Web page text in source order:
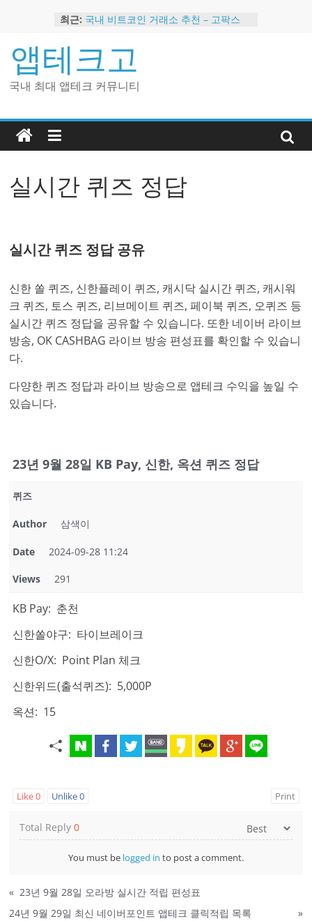
content
최근: 국내 비트코인 거래소 추천 – 고팍스
트
2024 강력히 추천하는 은행 멤버십 현
금 앱테크
해외 코인 거래소 추천 순위 BEST 2
앱테크고
국내 최대 앱테크 커뮤니티
실시간 퀴즈 정답
실시간 퀴즈 정답 공유
신한 쏠 퀴즈, 신한플레이 퀴즈, 캐시닥 실시간 퀴즈, 캐시워
크 퀴즈, 토스 퀴즈, 리브메이트 퀴즈, 페이북 퀴즈, 오퀴즈 등
실시간 퀴즈 정답을 공유할 수 있습니다. 또한 네이버 라이브
방송, OK CASHBAG 라이브 방송 편성표를 확인할 수 있습니
다.
다양한 퀴즈 정답과 라이브 방송으로 앱테크 수익을 높일 수
있습니다.
23년 9월 28일 KB Pay, 신한, 옥션 퀴즈 정답
퀴즈
Author 삼색이
Date 2024-09-28 11:24
Views 291
KB Pay: 춘천
신한쏠야구: 타이브레이크
신한O/X: Point Plan 체크
신한위드(출석퀴즈): 5,000P
옥션: 15
Like0 Unlike0 Print
Total Reply0
You must be logged in to post a comment.
« 23년 9월 28일 오라방 실시간 적립 편성표
24년 9월 29일 최신 네이버포인트 앱테크 클릭적립 목록
»